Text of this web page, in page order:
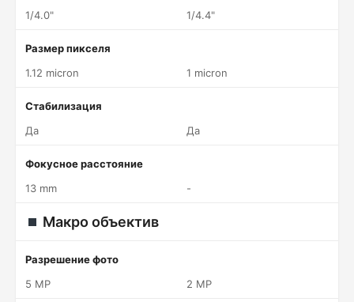
1/4.0"
1/4.4"
Размер пикселя
1.12 micron
1 micron
Стабилизация
Да
Да
Фокусное расстояние
13 mm
-
Макро объектив
Разрешение фото
5 MP
2 MP